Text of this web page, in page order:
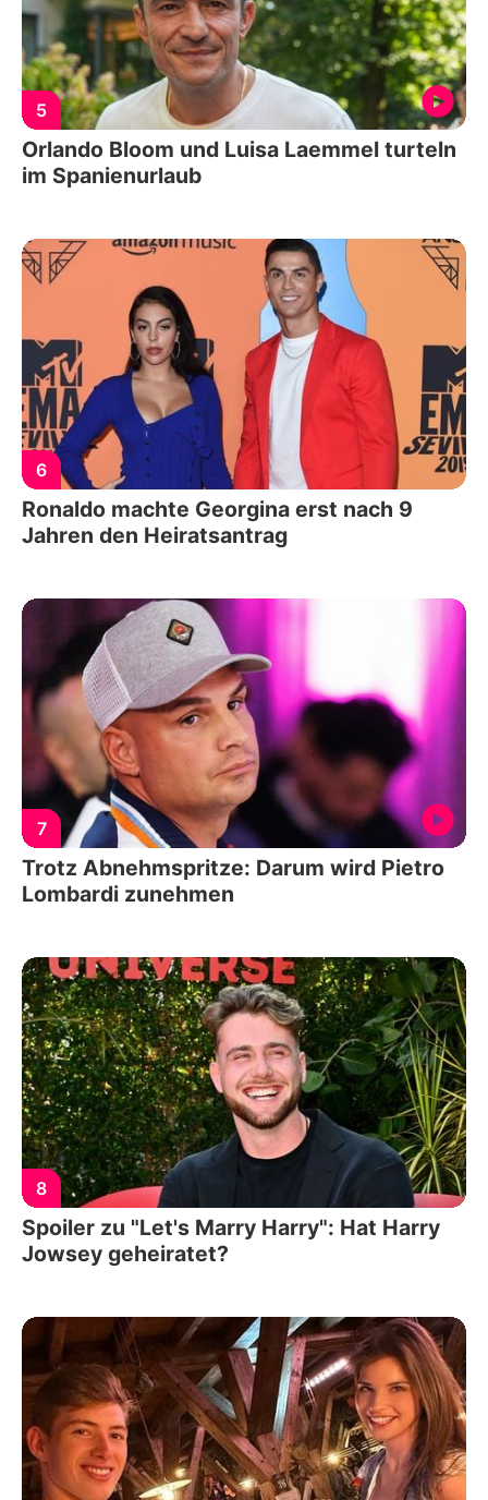
5
Orlando Bloom und Luisa Laemmel turteln
im Spanienurlaub
6
Ronaldo machte Georgina erst nach 9
Jahren den Heiratsantrag
7
Trotz Abnehmspritze: Darum wird Pietro
Lombardi zunehmen
8
Spoiler zu "Let's Marry Harry": Hat Harry
Jowsey geheiratet?